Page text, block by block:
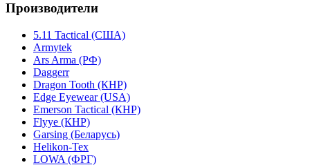
Производители
5.11 Tactical (США)
Armytek
Ars Arma (РФ)
Daggerr
Dragon Tooth (КНР)
Edge Eyewear (USA)
Emerson Tactical (КНР)
Flyye (КНР)
Garsing (Беларусь)
Helikon-Tex
LOWA (ФРГ)